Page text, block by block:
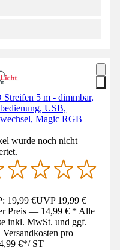
Streifen 5 m - dimmbar,
USB,
Magic RGB
wurde noch nicht
19,99 €UVP19,99 €
Preis — 14,99 € * Alle
inkl. MwSt. und ggf.
Versandkosten pro
€*/ ST